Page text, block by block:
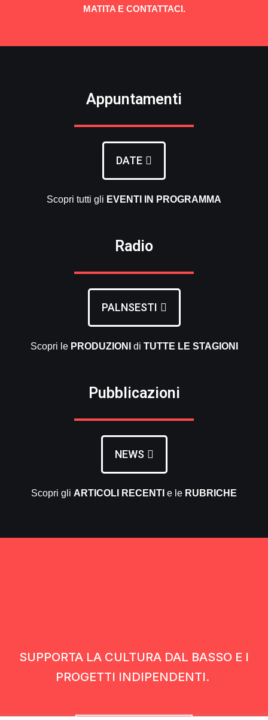
MATITA E CONTATTACI.
Appuntamenti
DATE
Scopri tutti gli EVENTI IN PROGRAMMA
Radio
PALNSESTI
Scopri le PRODUZIONI di TUTTE LE STAGIONI
Pubblicazioni
NEWS
Scopri gli ARTICOLI RECENTI e le RUBRICHE
SUPPORTA LA CULTURA DAL BASSO E I
PROGETTI INDIPENDENTI.